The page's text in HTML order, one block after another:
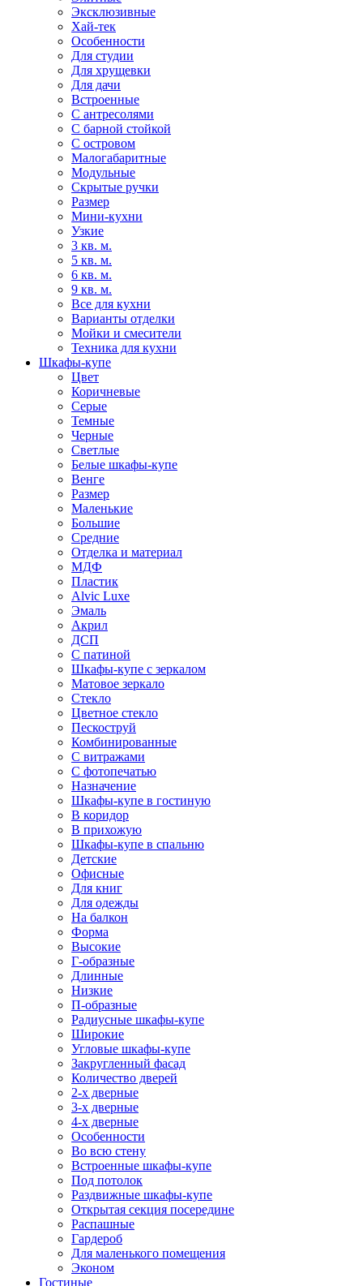
Эксклюзивные
Хай-тек
Особенности
Для студии
Для хрущевки
Для дачи
Встроенные
С антресолями
С барной стойкой
С островом
Малогабаритные
Модульные
Скрытые ручки
Размер
Мини-кухни
Узкие
3 кв. м.
5 кв. м.
6 кв. м.
9 кв. м.
Все для кухни
Варианты отделки
Мойки и смесители
Техника для кухни
Шкафы-купе
Цвет
Коричневые
Серые
Темные
Черные
Светлые
Белые шкафы-купе
Венге
Размер
Маленькие
Большие
Средние
Отделка и материал
МДФ
Пластик
Alvic Luxe
Эмаль
Акрил
ДСП
С патиной
Шкафы-купе с зеркалом
Матовое зеркало
Стекло
Цветное стекло
Пескоструй
Комбинированные
С витражами
С фотопечатью
Назначение
Шкафы-купе в гостиную
В коридор
В прихожую
Шкафы-купе в спальню
Детские
Офисные
Для книг
Для одежды
На балкон
Форма
Высокие
Г-образные
Длинные
Низкие
П-образные
Радиусные шкафы-купе
Широкие
Угловые шкафы-купе
Закругленный фасад
Количество дверей
2-х дверные
3-х дверные
4-х дверные
Особенности
Во всю стену
Встроенные шкафы-купе
Под потолок
Раздвижные шкафы-купе
Открытая секция посередине
Распашные
Гардероб
Для маленького помещения
Эконом
Гостиные